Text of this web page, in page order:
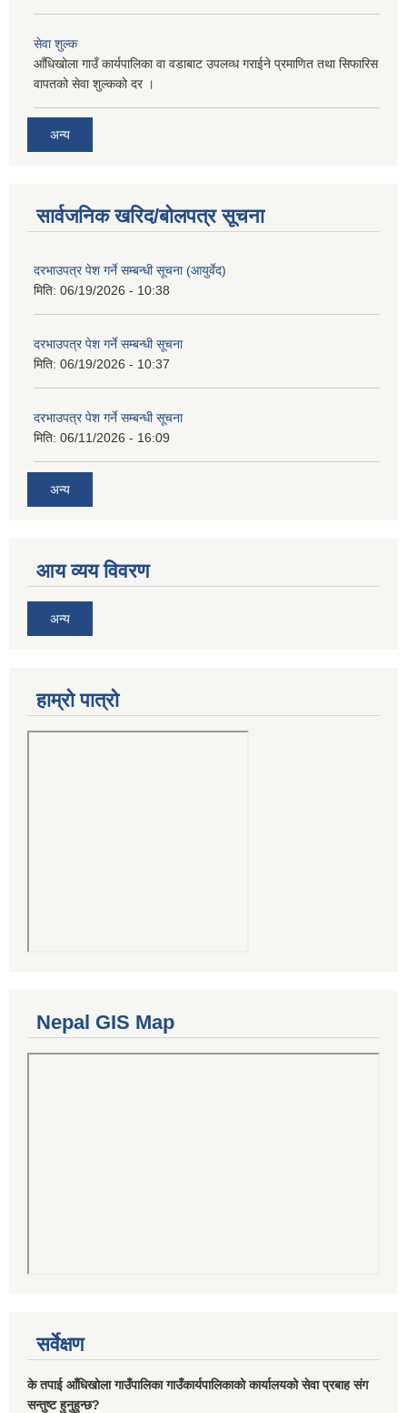
सेवा शुल्क
आँधिखोला गाउँ कार्यपालिका वा वडाबाट उपलव्ध गराईने प्रमाणित तथा सिफारिस
वापतको सेवा शुल्कको दर ।
अन्य
सार्वजनिक खरिद/बोलपत्र सूचना
दरभाउपत्र पेश गर्ने सम्बन्धी सूचना (आयुर्वेद)
मिति: 06/19/2026 - 10:38
दरभाउपत्र पेश गर्ने सम्बन्धी सूचना
मिति: 06/19/2026 - 10:37
दरभाउपत्र पेश गर्ने सम्बन्धी सूचना
मिति: 06/11/2026 - 16:09
अन्य
आय व्यय विवरण
अन्य
हाम्रो पात्रो
Nepal GIS Map
सर्वेक्षण
के तपाई आँधिखोला गाउँपालिका गाउँकार्यपालिकाको कार्यालयको सेवा प्रबाह संग
सन्तुष्ट हुनुहुन्छ?